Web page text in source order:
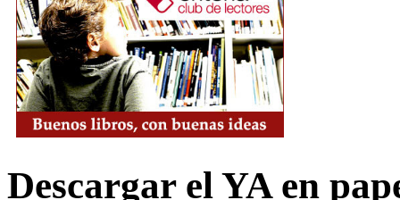
Descargar el YA en